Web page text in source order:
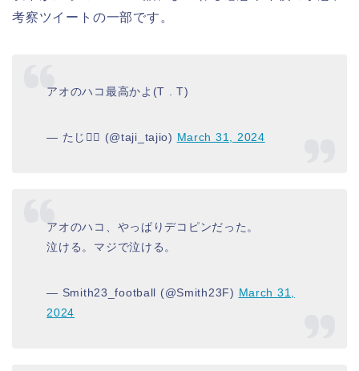
考察ツイートの一部です。
アオのハコ最高かよ(T . T)
— たじ🏴‍☠️ (@taji_tajio) March 31, 2024
アオのハコ、やっぱりデコピンだった。
泣ける。マジで泣ける。
— Smith23_football (@Smith23F) March 31,
2024